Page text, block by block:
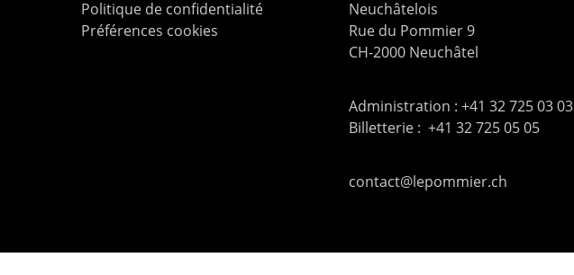
Politique de confidentialité
Préférences cookies
Neuchâtelois
Rue du Pommier 9
CH-2000 Neuchâtel
Administration : +41 32 725 03 03
Billetterie : +41 32 725 05 05
contact@lepommier.ch